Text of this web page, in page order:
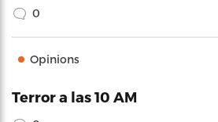
0
Opinions
Terror a las 10 AM